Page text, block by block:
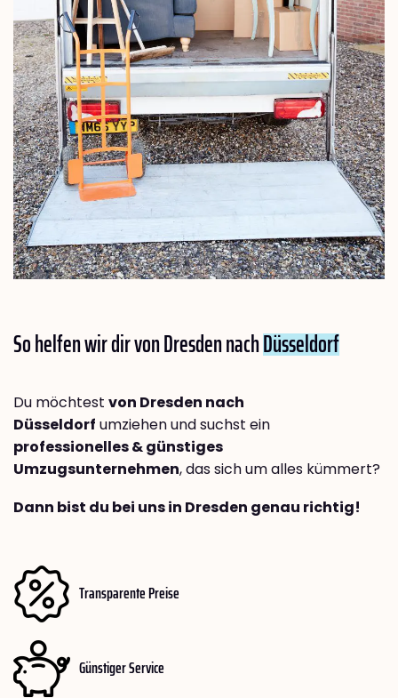
So helfen wir dir von Dresden nachDüsseldorf
Du möchtest von Dresden nach
Düsseldorf umziehen und suchst ein
professionelles & günstiges
Umzugsunternehmen, das sich um alles kümmert?
Dann bist du bei uns in Dresden genau richtig!
Transparente Preise
Günstiger Service